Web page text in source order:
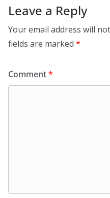
Leave a Reply
Your email address will
fields are marked *
Comment*